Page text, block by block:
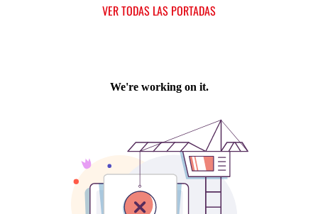
VER TODAS LAS PORTADAS